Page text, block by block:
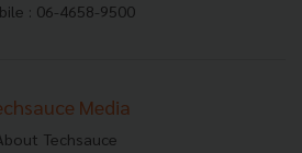
: 06-4658-9500
Media
Techsauce